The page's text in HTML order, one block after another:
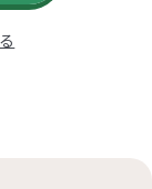
、
て実証されていま